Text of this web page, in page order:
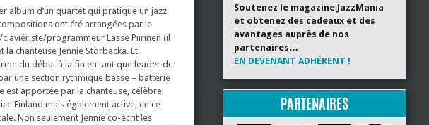
album d’un quartet qui pratique un jazz
ont été arrangées par le
programmeur Lasse Piirinen (il
chanteuse Jennie Storbacka. Et
du début à la fin en tant que leader de
une section rythmique basse – batterie
est apportée par la chanteuse, célèbre
Finland mais également active, en ce
Non seulement Jennie co-écrit les
Soutenez le magazine JazzMania
et obtenez des cadeaux et des
avantages auprès de nos
partenaires…
EN DEVENANT ADHÉRENT !
PARTENAIRES